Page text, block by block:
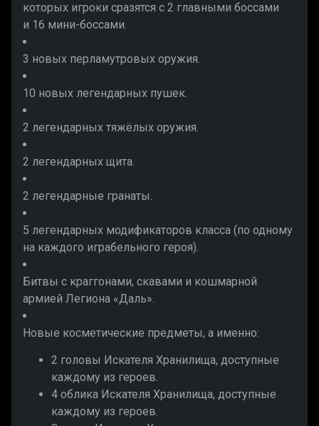
которых игроки сразятся с 2 главными боссами
и 16 мини-боссами.
3 новых перламутровых оружия.
10 новых легендарных пушек.
2 легендарных тяжёлых оружия.
2 легендарных щита.
2 легендарные гранаты.
5 легендарных модификаторов класса (по одному
на каждого играбельного героя).
Битвы с краггонами, скавами и кошмарной
армией Легиона «Даль».
Новые косметические предметы, а именно:
2 головы Искателя Хранилища, доступные
каждому из героев.
4 облика Искателя Хранилища, доступные
каждому из героев.